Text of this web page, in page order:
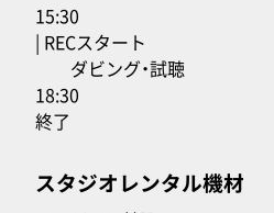
15:30
| RECスタート
ダビング・試聴
18:30
終了
スタジオレンタル機材